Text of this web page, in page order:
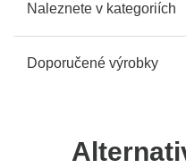
Naleznete v kategoriích
Doporučené výrobky